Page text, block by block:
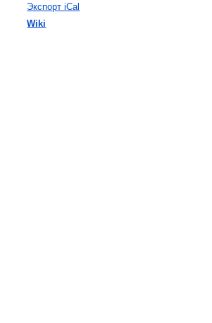
Экспорт iCal
Wiki